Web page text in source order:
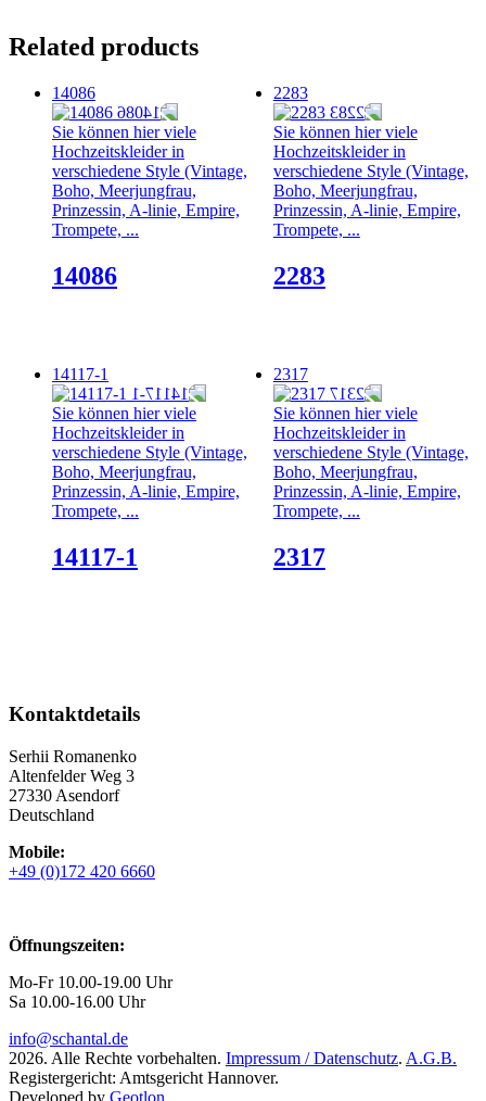
Related products
14086
Sie können hier viele
Hochzeitskleider in
verschiedene Style (Vintage,
Boho, Meerjungfrau,
Prinzessin, A-linie, Empire,
Trompete, ...
14086
2283
Sie können hier viele
Hochzeitskleider in
verschiedene Style (Vintage,
Boho, Meerjungfrau,
Prinzessin, A-linie, Empire,
Trompete, ...
2283
14117-1
Sie können hier viele
Hochzeitskleider in
verschiedene Style (Vintage,
Boho, Meerjungfrau,
Prinzessin, A-linie, Empire,
Trompete, ...
14117-1
2317
Sie können hier viele
Hochzeitskleider in
verschiedene Style (Vintage,
Boho, Meerjungfrau,
Prinzessin, A-linie, Empire,
Trompete, ...
2317
Kontaktdetails
Serhii Romanenko
Altenfelder Weg 3
27330 Asendorf
Deutschland
Mobile:
+49 (0)172 420 6660
Öffnungszeiten:
Mo-Fr 10.00-19.00 Uhr
Sa 10.00-16.00 Uhr
info@schantal.de
2026. Alle Rechte vorbehalten. Impressum / Datenschutz. A.G.B.
Registergericht: Amtsgericht Hannover.
Developed by Geotlon